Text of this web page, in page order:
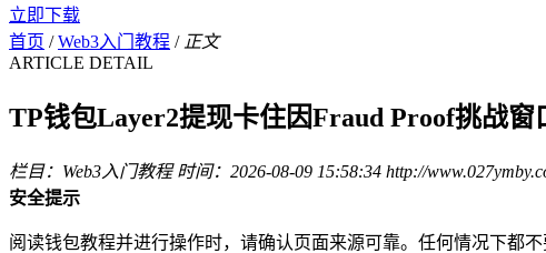
立即下载
首页 / Web3入门教程 / 正文
ARTICLE DETAIL
TP钱包Layer2提现卡住因Fraud Proof挑战窗
栏目：Web3入门教程 时间：2026-08-09 15:58:34 http://
安全提示
阅读钱包教程并进行操作时，请确认页面来源可靠。任何情况下都不